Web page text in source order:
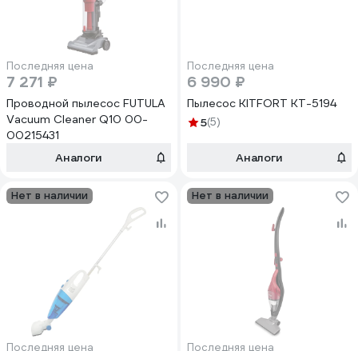
Последняя цена
7 271 ₽
Проводной пылесос FUTULA
Vacuum Cleaner Q10 00-
00215431
Аналоги
Последняя цена
6 990 ₽
Пылесос KITFORT КТ-5194
5(5)
Аналоги
Нет в наличии
Последняя цена
Нет в наличии
Последняя цена